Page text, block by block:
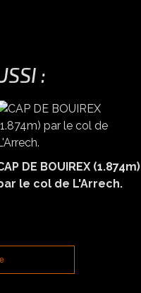
:
DE BOUIREX (1.874m)
le col de L'Arrech.